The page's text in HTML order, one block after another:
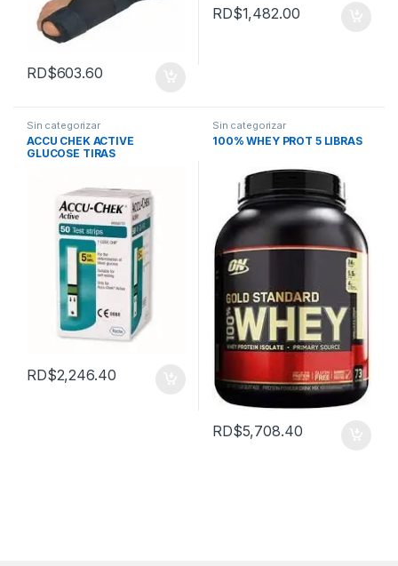
RD$603.60
RD$1,482.00
Sin categorizar
ACCU CHEK ACTIVE
GLUCOSE TIRAS
RD$2,246.40
Sin categorizar
100% WHEY PROT 5 LIBRAS
RD$5,708.40